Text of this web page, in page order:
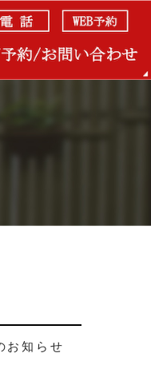
お知らせ